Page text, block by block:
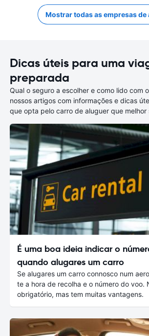
Mostrar todas as empresas de
Dicas úteis para uma
preparada
Qual o seguro a escolher e como lido com
nossos artigos com informações e dicas
que opta pelo carro de aluguer que melhor
É uma boa ideia indicar o
quando alugares um carro
Se alugares um carro connosco num
te a hora de recolha e o número do voo.
obrigatório, mas tem muitas vantagens.